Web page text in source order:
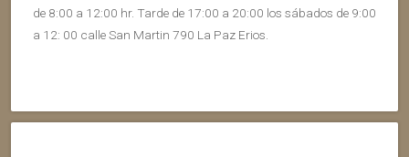
de 8:00 a 12:00 hr. Tarde de 17:00 a 20:00 los sábados de 9:00
a 12: 00 calle San Martin 790 La Paz Erios.